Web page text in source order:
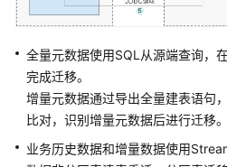
用
户
指
南
组
件
全量元数据使用SQL从源端查询，
完成迁移。
增量元数据通过导出全量建表语句
比对，识别增量元数据后进行迁移。
业务历史数据和增量数据使用